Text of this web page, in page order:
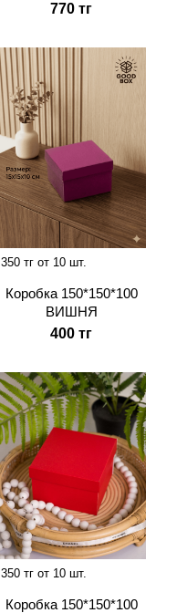
770 тг
350 тг от 10 шт.
Коробка 150*150*100
ВИШНЯ
400 тг
350 тг от 10 шт.
Коробка 150*150*100